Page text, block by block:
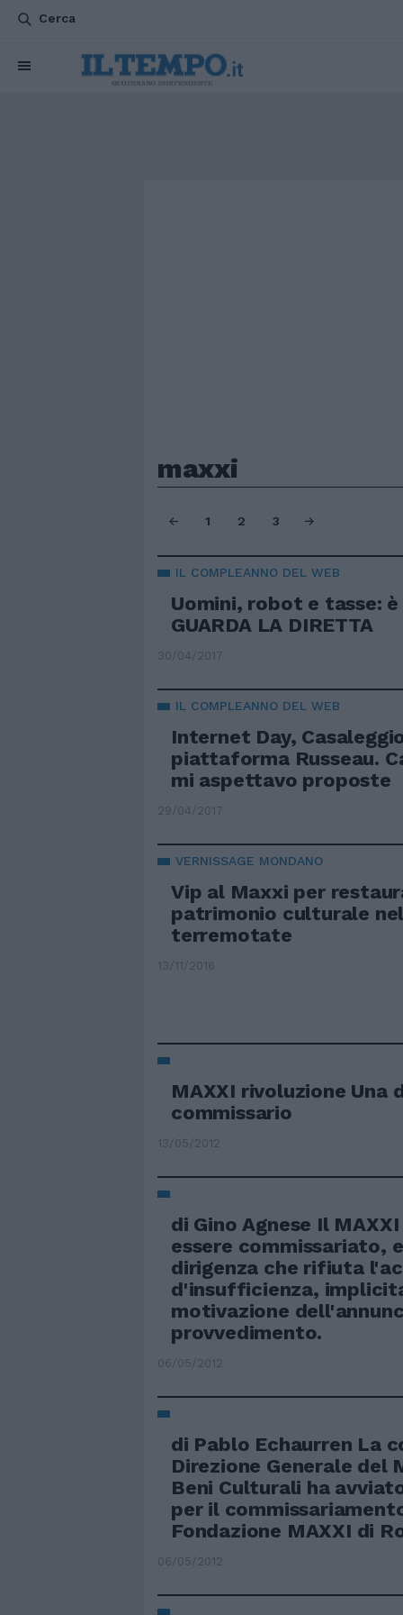
Cerca
maxxi
1 2 3
IL COMPLEANNO DEL WEB
Uomini, robot e tasse:
GUARDA LA DIRETTA
30/04/2017
IL COMPLEANNO DEL WEB
Internet Day,
piattaforma Russeau.
mi aspettavo proposte
29/04/2017
VERNISSAGE MONDANO
Vip al Maxxi per
patrimonio culturale
terremotate
13/11/2016
MAXXI rivoluzione Una
commissario
13/05/2012
di Gino Agnese Il
essere commissariato,
dirigenza che rifiuta
d'insufficienza,
motivazione
provvedimento.
06/05/2012
di Pablo Echaurren La
Direzione Generale del
Beni Culturali ha
per il
Fondazione MAXXI di
06/05/2012